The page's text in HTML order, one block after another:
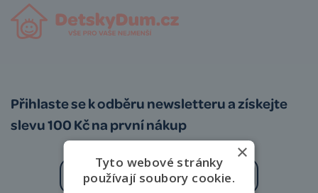
Přihlaste se k odběru newsletteru a získejte
slevu 100 Kč na první nákup
×
Tyto webové stránky
používají soubory cookie.